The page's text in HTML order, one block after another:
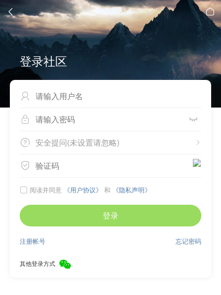
 
登录社区

 
 
安全提问(未设置请忽略)

 阅读并同意 《用户协议》 和 《隐私声明》
登录
忘记密码
注册帐号
其他登录方式